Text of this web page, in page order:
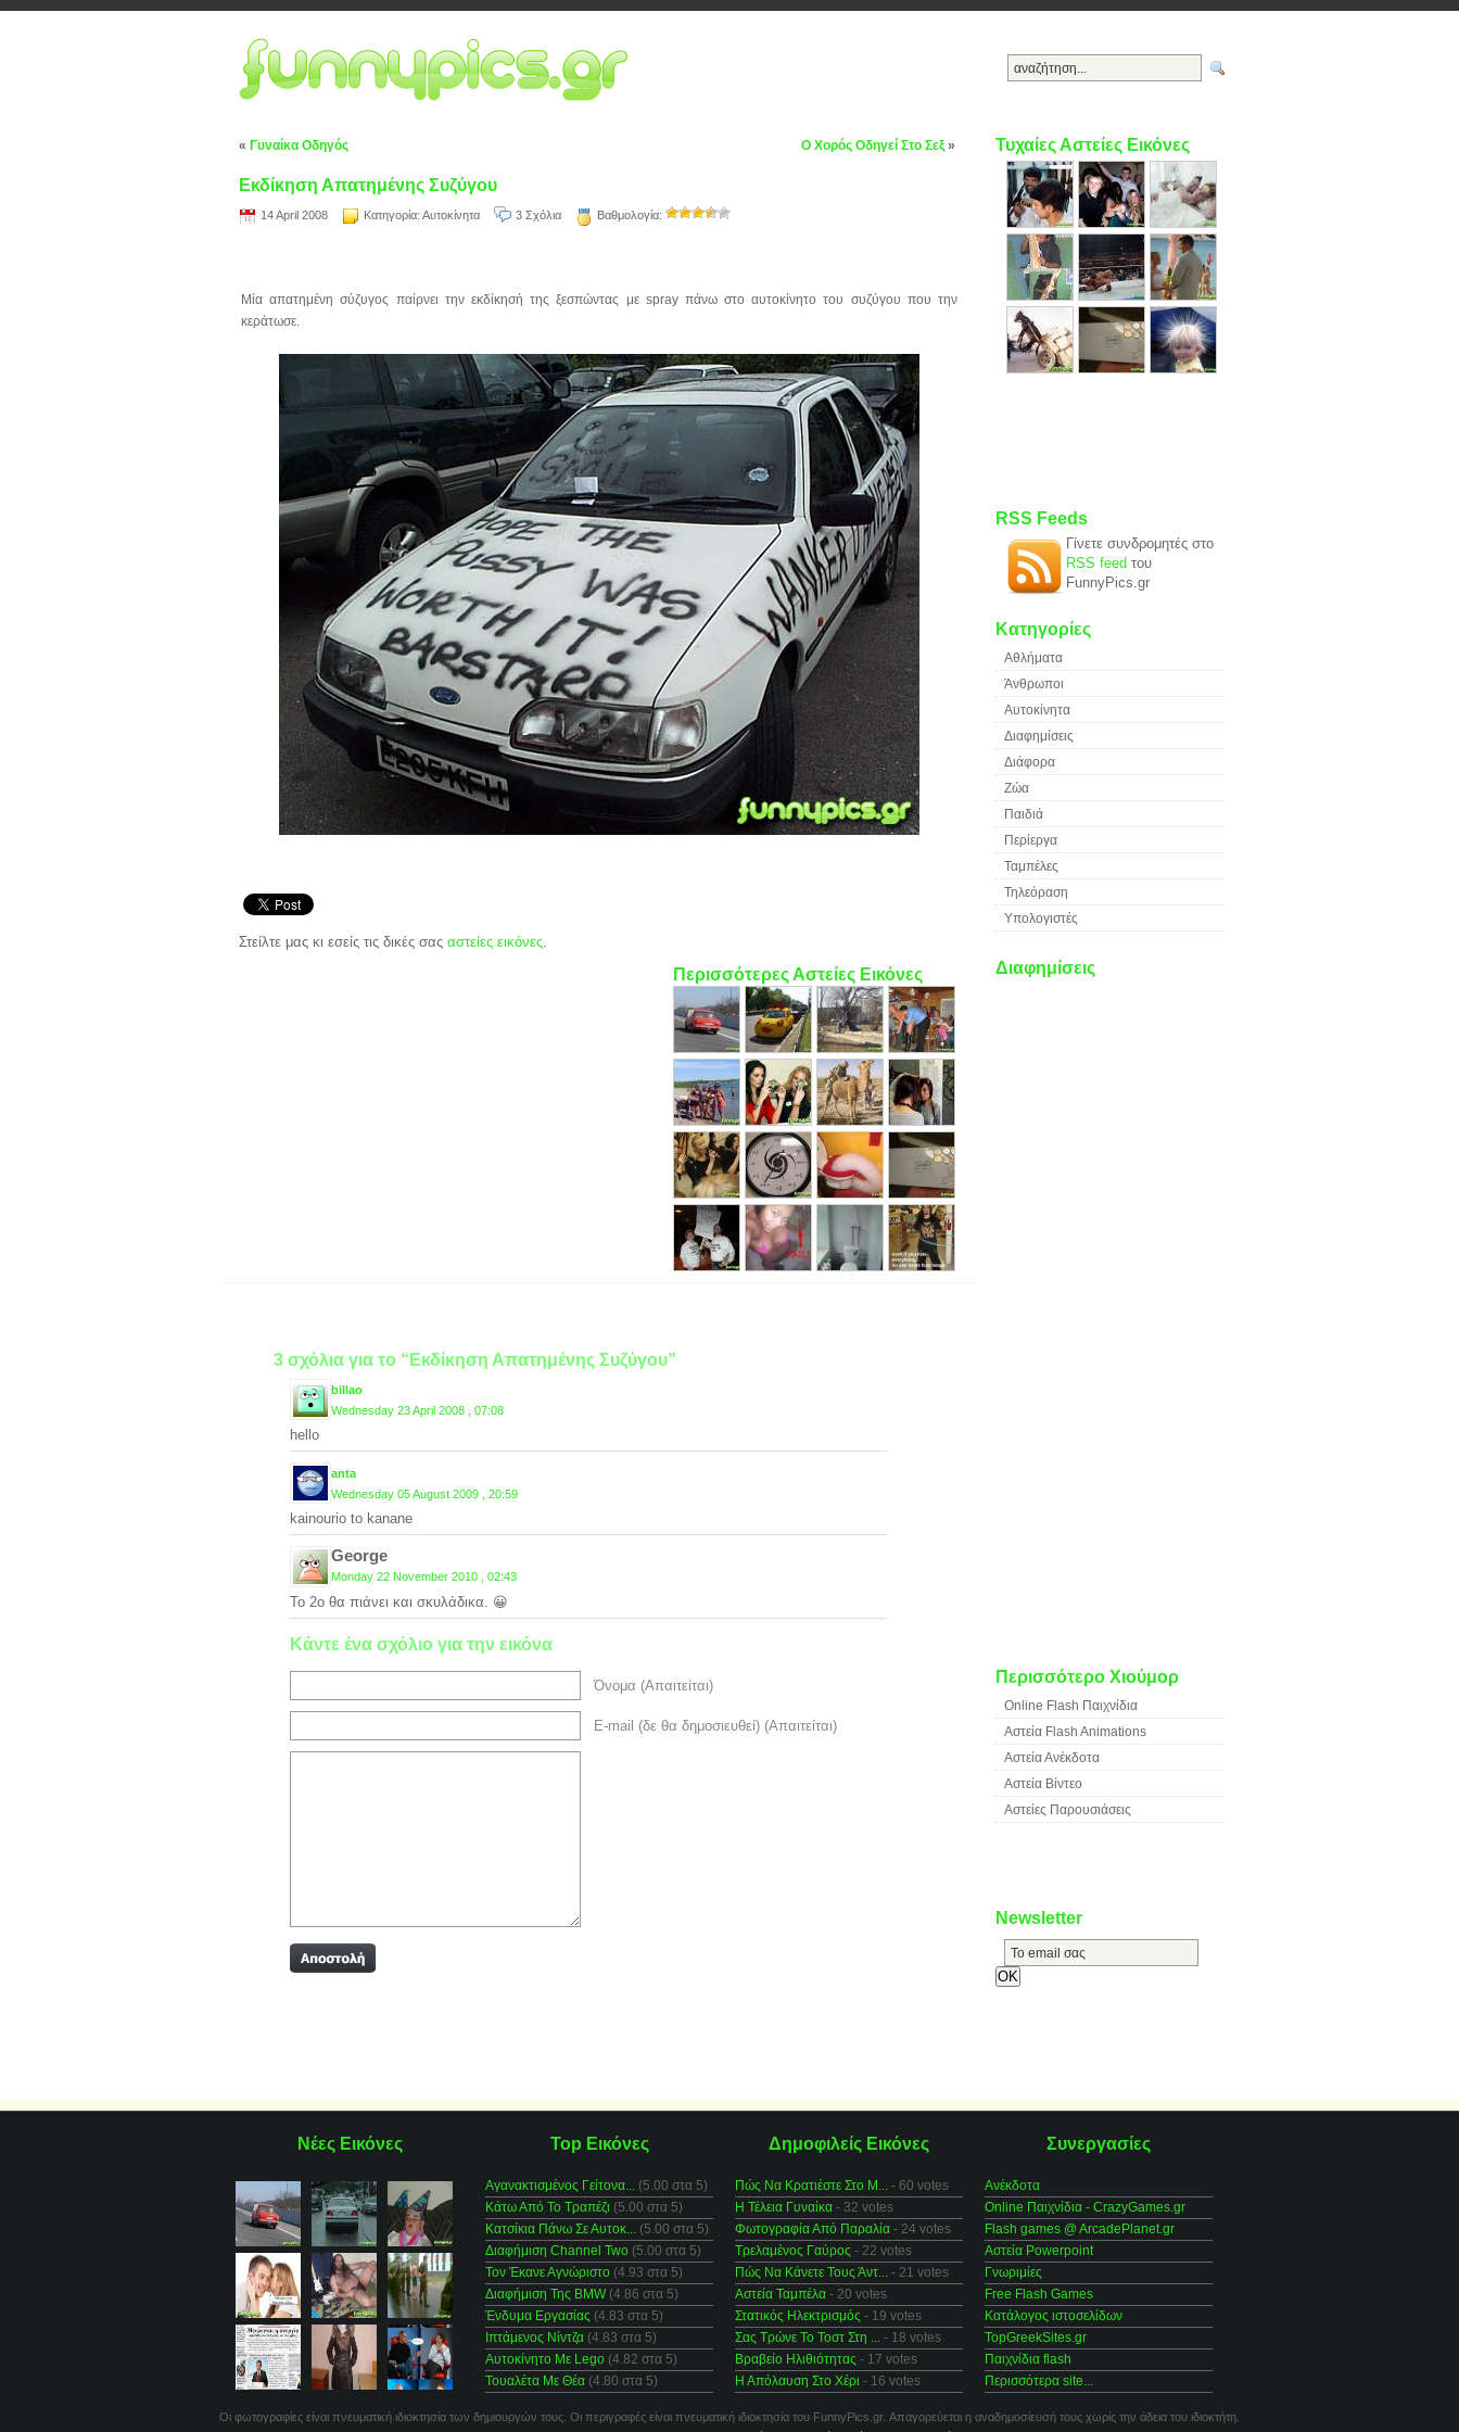
« Γυναίκα Οδηγός Ο Χορός Οδηγεί Στο Σεξ»
Εκδίκηση Απατημένης Συζύγου
14 April 2008 Κατηγορία: Αυτοκίνητα 3 Σχόλια Βαθμολογία:
Μία απατημένη σύζυγος παίρνει την εκδίκησή της ξεσπώντας με spray πάνω στο αυτοκίνητο του συζύγου που την
κεράτωσε.
Στείλτε μας κι εσείς τις δικές σας αστείες εικόνες.
Περισσότερες Αστείες Εικόνες
3 σχόλια για το “Εκδίκηση Απατημένης Συζύγου”
billao
Wednesday 23 April 2008 , 07:08
hello
anta
Wednesday 05 August 2009 , 20:59
kainourio to kanane
George
Monday 22 November 2010 , 02:43
Το 2ο θα πιάνει και σκυλάδικα. 😀
Κάντε ένα σχόλιο για την εικόνα
Όνομα (Απαιτείται)
E-mail (δε θα δημοσιευθεί) (Απαιτείται)
Τυχαίες Αστείες Εικόνες
RSS Feeds
Γίνετε συνδρομητές στο
RSS feed του
FunnyPics.gr
Κατηγορίες
Αθλήματα
Άνθρωποι
Αυτοκίνητα
Διαφημίσεις
Διάφορα
Ζώα
Παιδιά
Περίεργα
Ταμπέλες
Τηλεόραση
Υπολογιστές
Διαφημίσεις
Περισσότερο Χιούμορ
Online Flash Παιχνίδια
Αστεία Flash Animations
Αστεία Ανέκδοτα
Αστεία Βίντεο
Αστείες Παρουσιάσεις
Newsletter
Νέες Εικόνες Top Εικόνες
Αγανακτισμένος Γείτονα... (5.00 στα 5)
Κάτω Από Το Τραπέζι (5.00 στα 5)
Κατσίκια Πάνω Σε Αυτοκ... (5.00 στα 5)
Διαφήμιση Channel Two (5.00 στα 5)
Τον Έκανε Αγνώριστο (4.93 στα 5)
Διαφήμιση Της BMW(4.86 στα 5)
Ένδυμα Εργασίας (4.83 στα 5)
Ιπτάμενος Νίντζα (4.83 στα 5)
Αυτοκίνητο Με Lego (4.82 στα 5)
Τουαλέτα Με Θέα (4.80 στα 5)
Δημοφιλείς Εικόνες
Πώς Να Κρατιέστε Στο Μ... - 60 votes
Η Τέλεια Γυναίκα - 32 votes
Φωτογραφία Από Παραλία - 24 votes
Τρελαμένος Γαύρος - 22 votes
Πώς Να Κάνετε Τους Άντ... - 21 votes
Αστεία Ταμπέλα - 20 votes
Στατικός Ηλεκτρισμός - 19 votes
Σας Τρώνε Το Τοστ Στη ... - 18 votes
Βραβείο Ηλιθιότητας - 17 votes
Η Απόλαυση Στο Χέρι - 16 votes
Συνεργασίες
Ανέκδοτα
Online Παιχνίδια - CrazyGames.gr
Flash games @ ArcadePlanet.gr
Αστεία Powerpoint
Γνωριμίες
Free Flash Games
Κατάλογος ιστοσελίδων
TopGreekSites.gr
Παιχνίδια flash
Περισσότερα site...
Οι φωτογραφίες είναι πνευματική ιδιοκτησία των δημιουργών τους. Οι περιγραφές είναι πνευματική ιδιοκτησία του FunnyPics.gr. Απαγορεύεται η αναδημοσίευσή τους χωρίς την άδεια του ιδιοκτήτη.